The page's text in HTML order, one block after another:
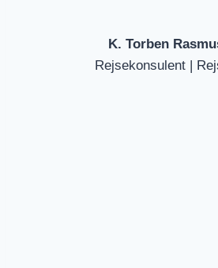
K. Torben
Rejsekonsulent |